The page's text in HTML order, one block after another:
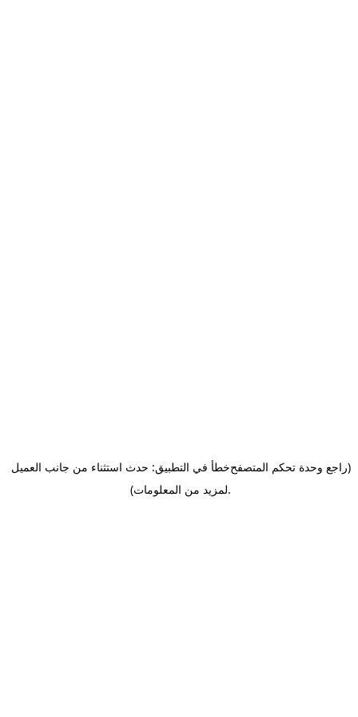
خطأ في التطبيق: حدث استثناء من جانب العميل(راجع وحدة تحكم المتصفح
لمزيد من المعلومات).